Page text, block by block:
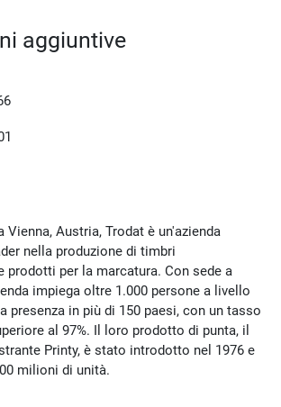
aggiuntive
Vienna, Austria, Trodat è un'azienda
nella produzione di timbri
prodotti per la marcatura. Con sede a
impiega oltre 1.000 persone a livello
presenza in più di 150 paesi, con un tasso
al 97%. Il loro prodotto di punta, il
Printy, è stato introdotto nel 1976 e
milioni di unità.